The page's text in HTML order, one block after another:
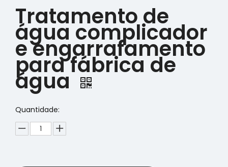
Tratamento de
água complicador
e engarrafamento
para fábrica de
água
Quantidade: